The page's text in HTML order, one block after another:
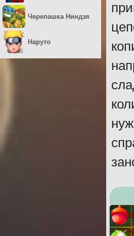
Черепашка Ниндзя
Наруто